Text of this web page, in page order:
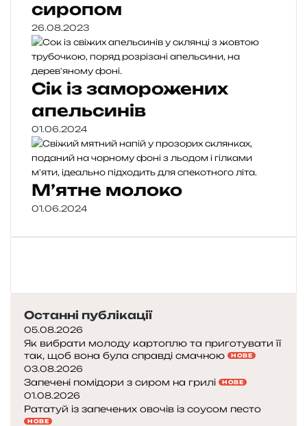
сиропом
26.08.2023
Сік із заморожених
апельсинів
01.06.2024
М’ятне молоко
01.06.2024
Останні публікації
05.08.2026
Як вибрати молоду картоплю та приготувати її
так, щоб вона була справді смачною
НОВЕ
03.08.2026
Запечені помідори з сиром на грилі НОВЕ
01.08.2026
Рататуй із запечених овочів із соусом песто
НОВЕ